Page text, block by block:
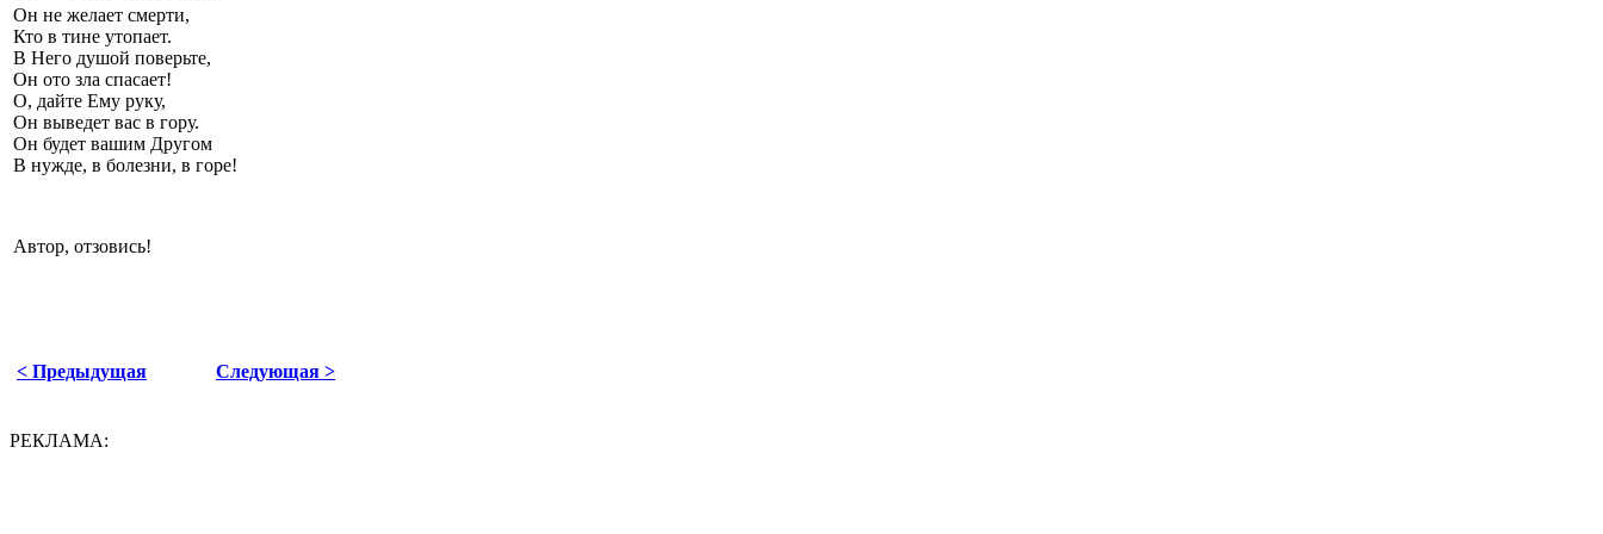
Он не желает смерти,
Кто в тине утопает.
В Него душой поверьте,
Он ото зла спасает!
О, дайте Ему руку,
Он выведет вас в гору.
Он будет вашим Другом
В нужде, в болезни, в горе!
Автор, отзовись!
< Предыдущая Следующая >
РЕКЛАМА: